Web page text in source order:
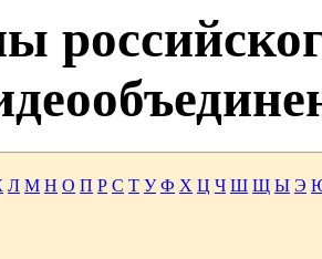
Л М Н О П Р С Т У Ф Х Ц Ч Ш Щ Ы Э